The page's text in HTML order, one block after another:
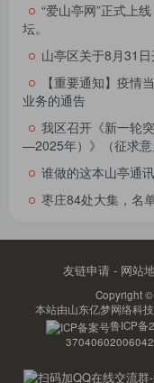
“爱山亭网”正式上
坛。
山亭区关于8月31
【重要通知】疫情
业务的通告
我区召开《新一轮
—2025年）》（征求
谁做的这本山亭通
枣庄84处大集，名
友链申请 - 网站
Copyright ©
本站由山东亿梦网络科
鲁ICP备